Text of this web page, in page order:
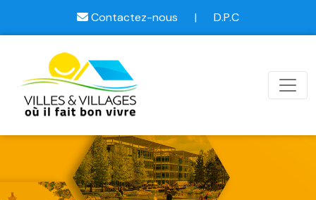
Contactez-nous | D.P.C